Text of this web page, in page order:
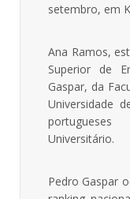
setembro, em
Ana Ramos,
Superior de
Gaspar, da
Universidade
Universitário.
Pedro Gaspar